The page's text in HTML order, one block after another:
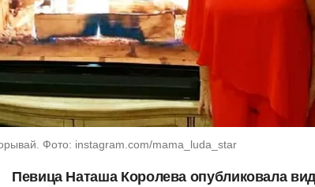
Фото: instagram.com/mama_luda_star
Певица Наташа Королева опубликовала